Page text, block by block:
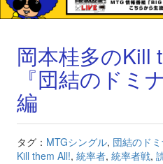
岡本桂多のKill
『団結のドミ
編
タグ： MTGシングル, 団結のド
Kill them All!, 統率者, 統率者戦,